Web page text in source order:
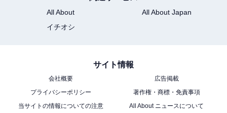
All About
All About Japan
イチオシ
サイト情報
会社概要
広告掲載
プライバシーポリシー
著作権・商標・免責事項
当サイトの情報についての注意
All About ニュースについて